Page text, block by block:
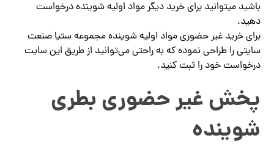
باشید میتوانید برای خرید دیگر مواد اولیه شوینده درخواست
دهید.
برای خرید غیر حضوری مواد اولیه شوینده مجموعه ستیا صنعت
سایتی را طراحی نموده که به راحتی می‌توانید از طریق این سایت
درخواست خود را ثبت کنید.
پخش غیر حضوری بطری
شوینده